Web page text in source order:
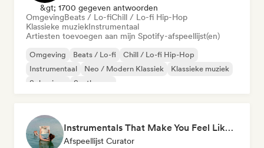
&gt; 1700 gegeven antwoorden
OmgevingBeats / Lo-fiChill / Lo-fi Hip-Hop
Klassieke muziekInstrumentaal
Artiesten toevoegen aan mijn Spotify-afspeellijst(en)
Omgeving Beats / Lo-fi
Chill / Lo-fi Hip-Hop
Instrumentaal
Neo / Modern Klassiek
Klassieke muziek
Solo piano
Synthwave
Instrumentals That Make You Feel Like Floating
Afspeellijst Curator